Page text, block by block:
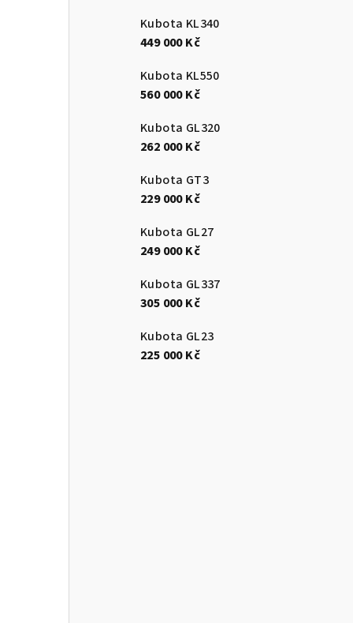
Kubota KL340
449 000 Kč
Kubota KL550
560 000 Kč
Kubota GL320
262 000 Kč
Kubota GT3
229 000 Kč
Kubota GL27
249 000 Kč
Kubota GL337
305 000 Kč
Kubota GL23
225 000 Kč